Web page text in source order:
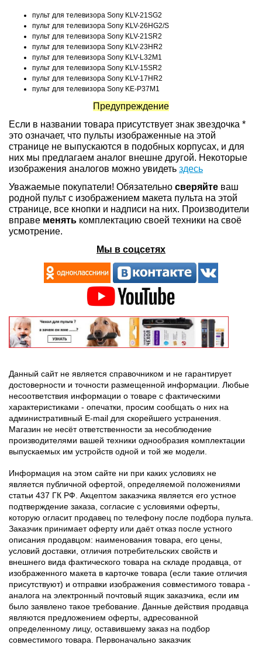
пульт для телевизора Sony KLV-21SG2
пульт для телевизора Sony KLV-26HG2/S
пульт для телевизора Sony KLV-21SR2
пульт для телевизора Sony KLV-23HR2
пульт для телевизора Sony KLV-L32M1
пульт для телевизора Sony KLV-15SR2
пульт для телевизора Sony KLV-17HR2
пульт для телевизора Sony KE-P37M1
Предупреждение
Если в названии товара присутствует знак звездочка *
это означает, что пульты изображенные на этой
странице не выпускаются в подобных корпусах, и для
них мы предлагаем аналог внешне другой. Некоторые
изображения аналогов можно увидеть здесь
Уважаемые покупатели! Обязательно сверяйте ваш
родной пульт с изображением макета пульта на этой
странице, все кнопки и надписи на них. Производители
вправе менять комплектацию своей техники на своё
усмотрение.
Мы в соцсетях
Данный сайт не является справочником и не гарантирует
достоверности и точности размещенной информации. Любые
несоответствия информации о товаре с фактическими
характеристиками - опечатки, просим сообщать о них на
административный E-mail для скорейшего устранения.
Магазин не несёт ответственности за несоблюдение
производителями вашей техники однообразия комплектации
выпускаемых им устройств одной и той же модели.
Информация на этом сайте ни при каких условиях не
является публичной офертой, определяемой положениями
статьи 437 ГК РФ. Акцептом заказчика является его устное
подтверждение заказа, согласие с условиями оферты,
которую огласит продавец по телефону после подбора пульта.
Заказчик принимает оферту или даёт отказ после устного
описания продавцом: наименования товара, его цены,
условий доставки, отличия потребительских свойств и
внешнего вида фактического товара на складе продавца, от
изображенного макета в карточке товара (если такие отличия
присутствуют) и отправки изображения совместимого товара -
аналога на электронный почтовый ящик заказчика, если им
было заявлено такое требование. Данные действия продавца
являются предложением оферты, адресованной
определенному лицу, оставившему заказ на подбор
совместимого товара. Первоначально заказчик